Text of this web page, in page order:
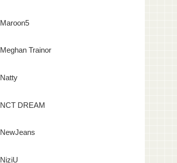
Maroon5
Meghan Trainor
Natty
NCT DREAM
NewJeans
NiziU